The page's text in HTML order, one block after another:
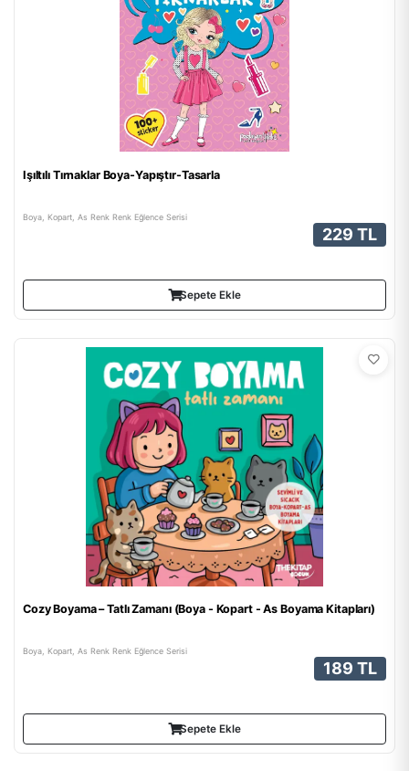
Işıltılı Tırnaklar Boya-Yapıştır-Tasarla
Boya, Kopart, As Renk Renk Eğlence Serisi
229 TL
Sepete Ekle
Cozy Boyama – Tatlı Zamanı (Boya - Kopart - As Boyama Kitapları)
Boya, Kopart, As Renk Renk Eğlence Serisi
189 TL
Sepete Ekle